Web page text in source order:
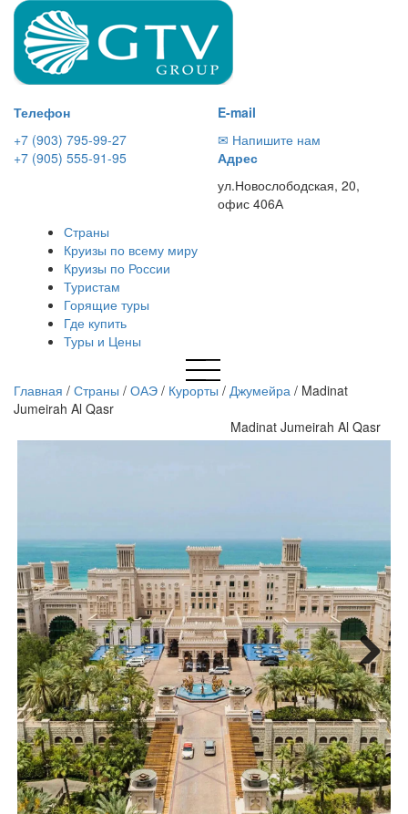
Телефон
+7 (903) 795-99-27
+7 (905) 555-91-95
E-mail
✉ Напишите нам
Адрес
ул.Новослободская, 20,
офис 406А
Страны
Круизы по всему миру
Круизы по России
Туристам
Горящие туры
Где купить
Туры и Цены
Главная / Страны / ОАЭ / Курорты / Джумейра / Madinat
Jumeirah Al Qasr
Madinat Jumeirah Al Qasr
Next